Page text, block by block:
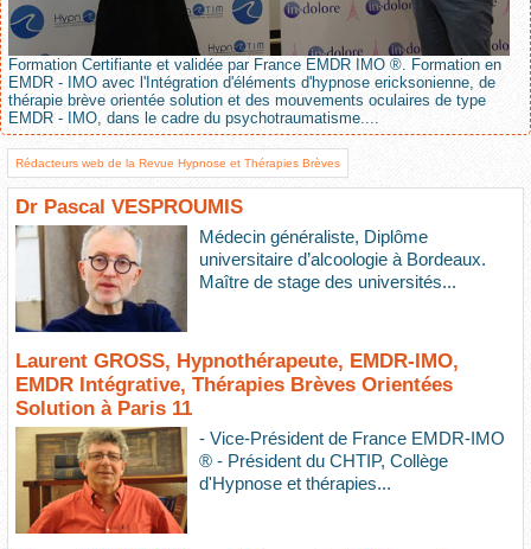
Formation Certifiante et validée par France EMDR IMO ®. Formation en
EMDR - IMO avec l'Intégration d'éléments d'hypnose ericksonienne, de
thérapie brève orientée solution et des mouvements oculaires de type
EMDR - IMO, dans le cadre du psychotraumatisme....
Rédacteurs web de la Revue Hypnose et Thérapies Brèves
Dr Pascal VESPROUMIS
Médecin généraliste, Diplôme
universitaire d’alcoologie à Bordeaux.
Maître de stage des universités...
Laurent GROSS, Hypnothérapeute, EMDR-IMO,
EMDR Intégrative, Thérapies Brèves Orientées
Solution à Paris 11
- Vice-Président de France EMDR-IMO
® - Président du CHTIP, Collège
d'Hypnose et thérapies...